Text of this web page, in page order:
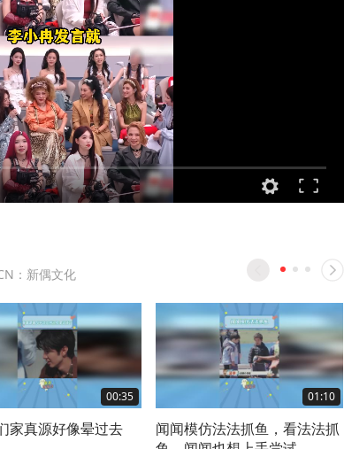
：新偶文化
00:35
家真源好像晕过去
01:10
闻闻模仿法法抓鱼，看法法抓